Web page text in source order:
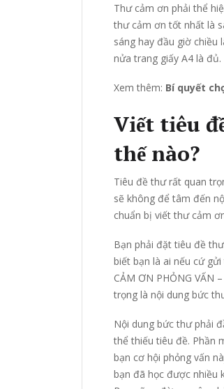
Thư cảm ơn phải thể
thư cảm ơn tốt nhất là
sáng hay đầu giờ chiều
nửa trang giấy A4 là đủ.
Xem thêm: Bí quyết
Viết tiêu
thế nào?
Tiêu đề thư rất quan
sẽ không để tâm đến
chuẩn bị viết thư cảm
Bạn phải đặt tiêu đề
biết bạn là ai nếu cứ
CẢM ƠN PHỎNG VẤN
trọng là nội dung bức
Nội dung bức thư phải
thể thiếu tiêu đề. Phần
bạn cơ hội phỏng vấn
bạn đã học được nhiều